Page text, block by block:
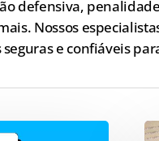
defensiva,
Nossos
e confiáveis